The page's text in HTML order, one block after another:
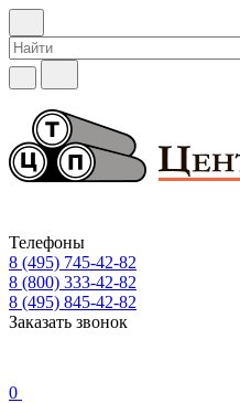
Телефоны
8 (495) 745-42-82
8 (800) 333-42-82
8 (495) 845-42-82
Заказать звонок
0